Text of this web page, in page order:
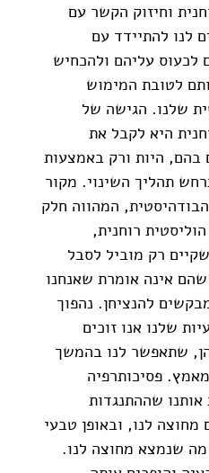
וחיזוק הקשר עם
לנו להתיידד עם
לכעוס עליהם ולהכחיש
לטובת המימוש
שלנו. הגישה של
היא לקבל את
בהם, היות ורק באמצעות
תהליך השינוי. מקור
המהווה חלק
רוחנית,
רק מוביל לסבל
אינה אומרת שאנחנו
להנציחן. נהפוך
שלנו אנו זוכים
שתאפשר לנו בהמשך
פסיכותרפיה
שההתנגדות
מחוצה לנו, ובאופן טבעי
שנמצא מחוצה לנו.